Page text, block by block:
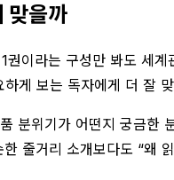
맞을까
이라는 구성만 봐도 세
게 보는 독자에게 더 잘
위기가 어떤지 궁금한
줄거리 소개보다도 “왜